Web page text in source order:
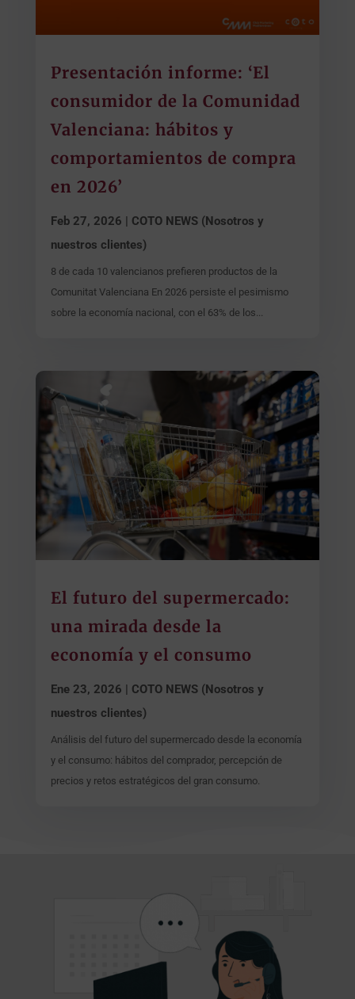
Presentación informe: ‘El
consumidor de la Comunidad
Valenciana: hábitos y
comportamientos de compra
en 2026’
Feb 27, 2026 | COTO NEWS (Nosotros y
nuestros clientes)
8 de cada 10 valencianos prefieren productos de la
Comunitat Valenciana En 2026 persiste el pesimismo
sobre la economía nacional, con el 63% de los...
El futuro del supermercado:
una mirada desde la
economía y el consumo
Ene 23, 2026
COTO NEWS (Nosotros y
nuestros clientes)
Análisis del futuro del supermercado desde la economía
y el consumo: hábitos del comprador, percepción de
precios y retos estratégicos del gran consumo.